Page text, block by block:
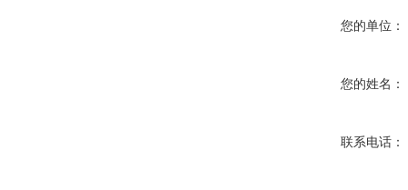
您的单位：
您的姓名：
联系电话：